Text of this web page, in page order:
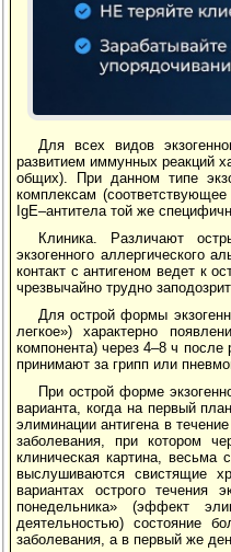
Для всех видов
развитием иммунных реакций
общих). При данном типе
комплексам
IgЕ–антитела той же
Клиника. Различают
экзогенного аллергического
контакт с антигеном ведет к
чрезвычайно трудно
Для острой формы
легкое») характерно
компонента) через 4–8 ч
принимают за грипп или
При острой форме
варианта, когда на первый
элиминации антигена в
заболевания, при котором
клиническая картина, весьма
выслушиваются свистящие
вариантах острого течения
понедельника» (эффект
деятельностью) состояние
заболевания, а в первый же